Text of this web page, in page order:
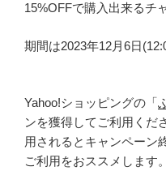
15%OFFで購入出来るチ
期間は2023年12月6日
Yahoo!ショッピングの「
ンを獲得してご利用くだ
用されるとキャンペーン
ご利用をおススメします。